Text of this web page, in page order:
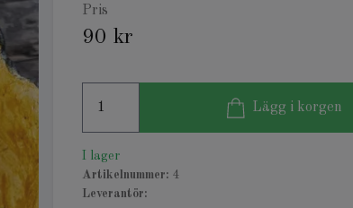
Pris
90 kr
Lägg i korgen
I lager
Artikelnummer: 4
Leverantör: